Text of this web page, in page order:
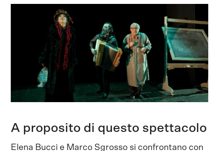
A proposito di questo spettacolo
Elena Bucci e Marco Sgrosso si confrontano con